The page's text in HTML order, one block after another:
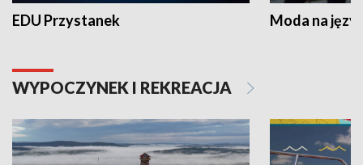
EDU Przystanek Moda na
WYPOCZYNEK I REKREACJA